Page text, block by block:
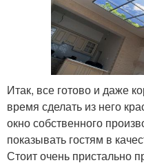
Итак, все готово и даже
время сделать из него
окно собственного
показывать гостям в
Стоит очень пристально